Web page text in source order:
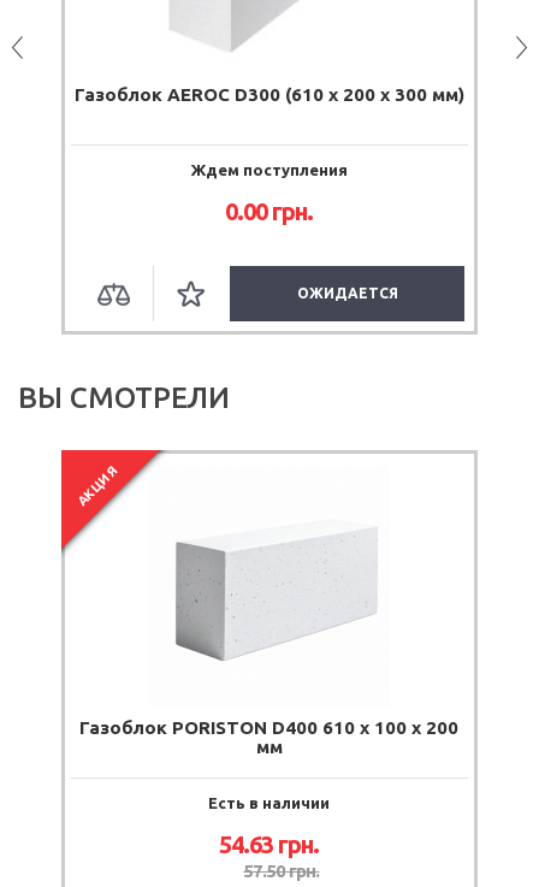
Газоблок AEROC D300 (610 x 200 x 300 мм)
Ждем поступления
0.00грн.
ОЖИДАЕТСЯ
ВЫ СМОТРЕЛИ
АКЦИЯ
Газоблок PORISTON D400 610 x 100 x 200
мм
Есть в наличии
54.63 грн.
57.50грн.